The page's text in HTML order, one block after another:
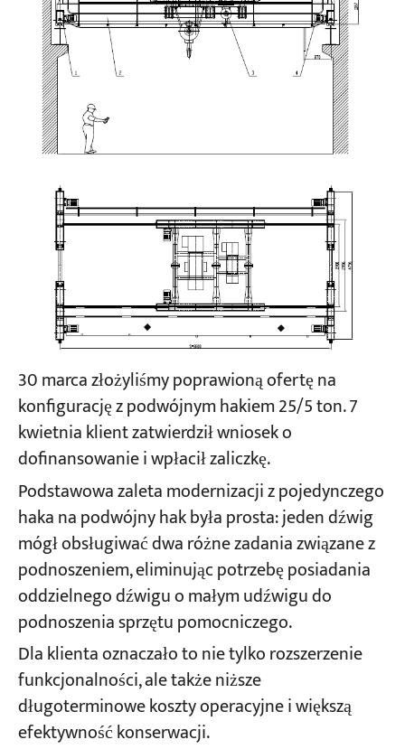
30 marca złożyliśmy poprawioną ofertę na
konfigurację z podwójnym hakiem 25/5 ton. 7
kwietnia klient zatwierdził wniosek o
dofinansowanie i wpłacił zaliczkę.
Podstawowa zaleta modernizacji z pojedynczego
haka na podwójny hak była prosta: jeden dźwig
mógł obsługiwać dwa różne zadania związane z
podnoszeniem, eliminując potrzebę posiadania
oddzielnego dźwigu o małym udźwigu do
podnoszenia sprzętu pomocniczego.
Dla klienta oznaczało to nie tylko rozszerzenie
funkcjonalności, ale także niższe
długoterminowe koszty operacyjne i większą
efektywność konserwacji.